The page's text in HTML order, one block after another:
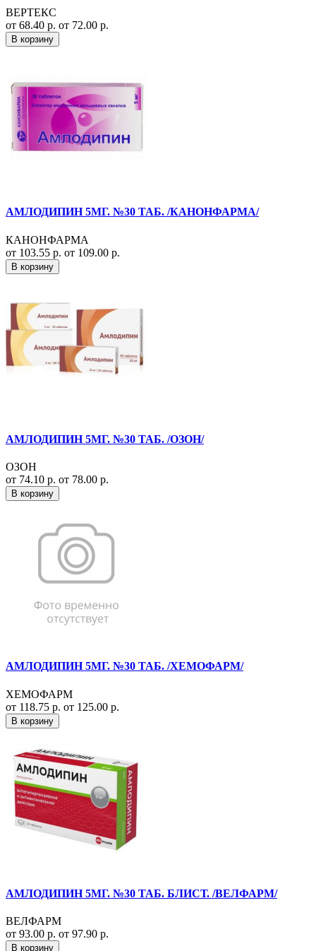
ВЕРТЕКС
от 68.40 р. от 72.00 р.
В корзину
АМЛОДИПИН 5МГ. №30 ТАБ. /КАНОНФАРМА/
КАНОНФАРМА
от 103.55 р. от 109.00 р.
В корзину
АМЛОДИПИН 5МГ. №30 ТАБ. /ОЗОН/
ОЗОН
от 74.10 р. от 78.00 р.
В корзину
АМЛОДИПИН 5МГ. №30 ТАБ. /ХЕМОФАРМ/
ХЕМОФАРМ
от 118.75 р. от 125.00 р.
В корзину
АМЛОДИПИН 5МГ. №30 ТАБ. БЛИСТ. /ВЕЛФАРМ/
ВЕЛФАРМ
от 93.00 р. от 97.90 р.
В корзину